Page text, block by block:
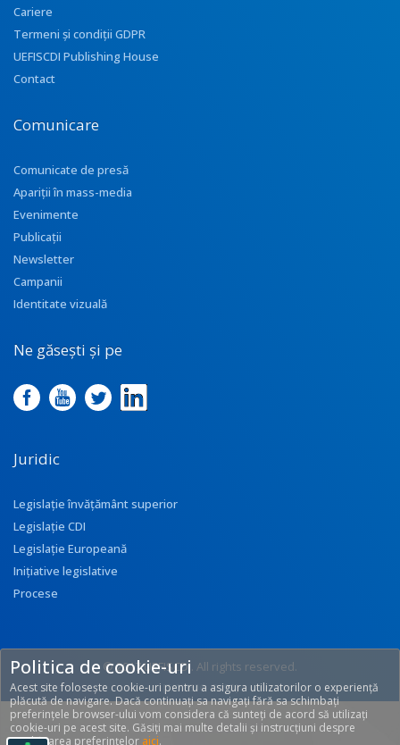
Cariere
Termeni și condiții GDPR
UEFISCDI Publishing House
Contact
Comunicare
Comunicate de presă
Apariţii în mass-media
Evenimente
Publicații
Newsletter
Campanii
Identitate vizuală
Ne găsești și pe
Juridic
Legislație învățământ superior
Legislație CDI
Legislație Europeană
Inițiative legislative
Procese
© 2017 UEFISCDI. All rights reserved.
[T: 0.3306, O: 92]
Politica de cookie-uri
Acest site folosește cookie-uri pentru a asigura utilizatorilor o experiență
plăcută de navigare. Dacă continuați sa navigați fără sa schimbați
preferințele browser-ului vom considera că sunteți de acord să utilizați
cookie-uri pe acest site. Găsiți mai multe detalii și instrucțiuni despre
modificarea preferințelor aici.